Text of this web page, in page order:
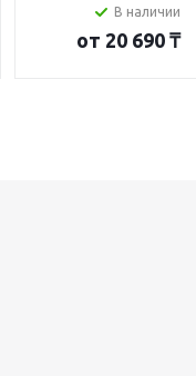
В наличии
от 20 690 ₸